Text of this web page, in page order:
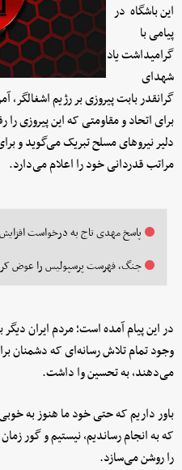
این باشگاه در
پیامی با
گرامیداشت یاد
شهدای
گرانقدر بابت پیروزی بر رژیم
برای اتحاد و مقاومتی که این پیروزی
دلیر نیرو‌های مسلح تبریک می‌گوید و
مراتب قدردانی خود را اعلام می‌دارد.
پاسخ مهدی تاج به درخواست
جنگ، فهرست پرسپولیس را عوض
در این پیام آمده است؛ مردم ایران
وجود تمام تلاش رسانه‌ای که دشمنان
می‌دهند، به تحسین وا داشت.
باور داریم که حتی خود ما هنوز به
که به انجام رساندیم، نیستیم و گور
را روشن می‌سازد.